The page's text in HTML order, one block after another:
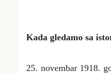
Kada gledamo sa
25. novembar 1918.